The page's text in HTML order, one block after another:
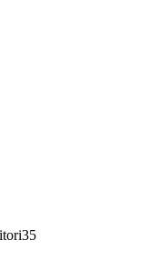
35